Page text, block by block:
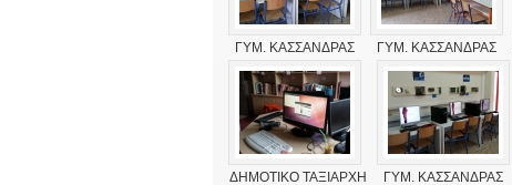
ΓΥΜ. ΚΑΣΣΑΝΔΡΑΣ ΓΥΜ. ΚΑΣΣΑΝΔΡΑΣ
ΔΗΜΟΤΙΚΟ ΤΑΞΙΑΡΧΗ ΓΥΜ. ΚΑΣΣΑΝΔΡΑΣ